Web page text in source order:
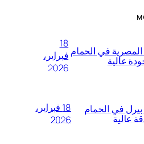
في الحمام
18
فبراير،
2026
في الحمام
18 فبراير،
2026